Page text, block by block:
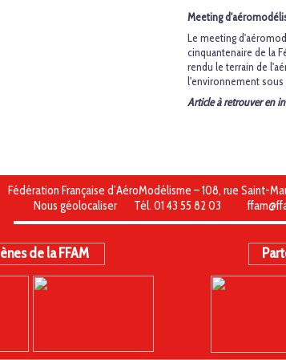
Meeting
Le meeting
cinquantenaire de la
rendu le terrain de
l'environnement sous
Article à retrouver en
Fédération Française d’AéroModélisme – 108, rue Saint-
Nous géolocaliser
Tél. 01 43 55 82 03
de la FFAM